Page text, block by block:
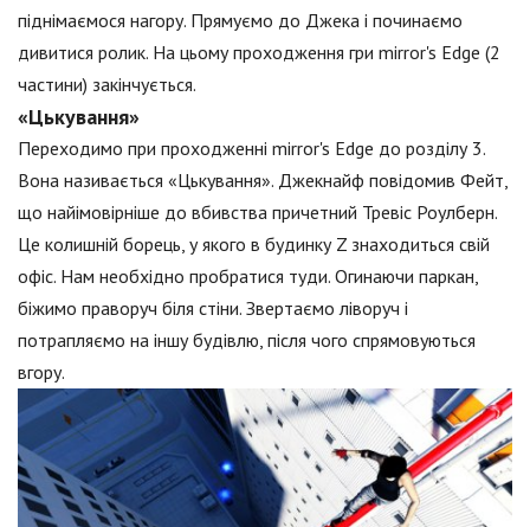
піднімаємося нагору. Прямуємо до Джека і починаємо
дивитися ролик. На цьому проходження гри mirror's Edge (2
частини) закінчується.
«Цькування»
Переходимо при проходженні mirror's Edge до розділу 3.
Вона називається «Цькування». Джекнайф повідомив Фейт,
що найімовірніше до вбивства причетний Тревіс Роулберн.
Це колишній борець, у якого в будинку Z знаходиться свій
офіс. Нам необхідно пробратися туди. Огинаючи паркан,
біжимо праворуч біля стіни. Звертаємо ліворуч і
потрапляємо на іншу будівлю, після чого спрямовуються
вгору.